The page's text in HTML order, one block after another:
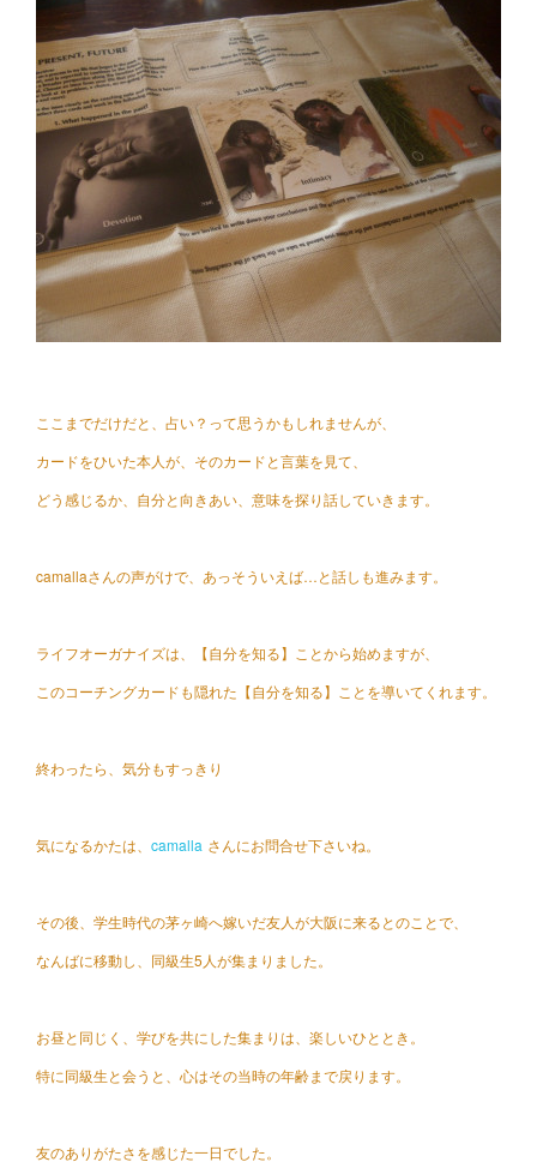
ここまでだけだと、占い？って思うかもしれませんが、
カードをひいた本人が、そのカードと言葉を見て、
どう感じるか、自分と向きあい、意味を探り話していきます。
camallaさんの声がけで、あっそういえば…と話しも進みます。
ライフオーガナイズは、【自分を知る】ことから始めますが、
このコーチングカードも隠れた【自分を知る】ことを導いてくれます。
終わったら、気分もすっきり
気になるかたは、 camalla さんにお問合せ下さいね。
その後、学生時代の茅ヶ崎へ嫁いだ友人が大阪に来るとのことで、
なんばに移動し、同級生5人が集まりました。
お昼と同じく、学びを共にした集まりは、楽しいひととき。
特に同級生と会うと、心はその当時の年齢まで戻ります。
友のありがたさを感じた一日でした。